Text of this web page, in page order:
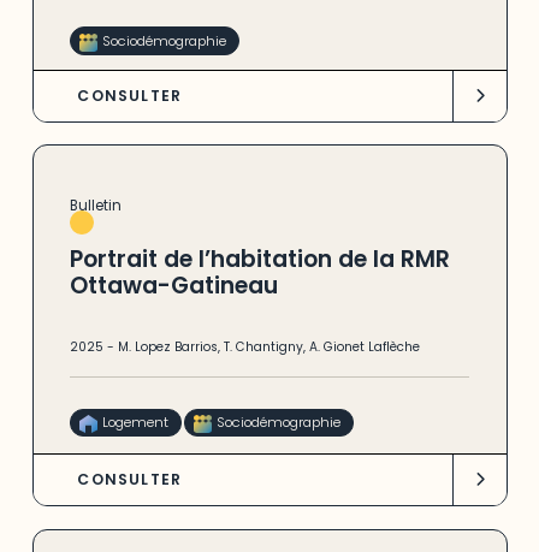
Sociodémographie
CONSULTER
Bulletin
Portrait de l’habitation de la RMR
Ottawa-Gatineau
2025- M. Lopez Barrios,T. Chantigny,A. Gionet Laflèche
Logement Sociodémographie
CONSULTER